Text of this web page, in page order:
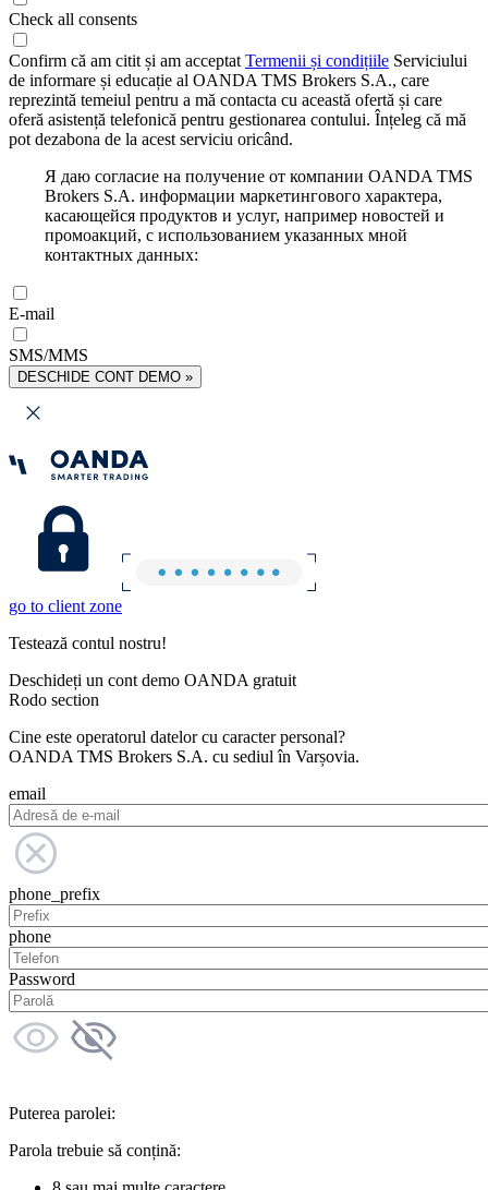
Check all consents
Confirm că am citit și am acceptat Termenii și condițiile Serviciului
de informare și educație al OANDA TMS Brokers S.A., care
reprezintă temeiul pentru a mă contacta cu această ofertă și care
oferă asistență telefonică pentru gestionarea contului. Înțeleg că mă
pot dezabona de la acest serviciu oricând.
Я даю согласие на получение от компании OANDA TMS
Brokers S.A. информации маркетингового характера,
касающейся продуктов и услуг, например новостей и
промоакций, с использованием указанных мной
контактных данных:
E-mail
SMS/MMS
DESCHIDE CONT DEMO »
go to client zone
Testează contul nostru!
Deschideți un cont demo OANDA gratuit
Rodo section
Cine este operatorul datelor cu caracter personal?
OANDA TMS Brokers S.A. cu sediul în Varșovia.
email
phone_prefix
phone
Password
Puterea parolei:
Parola trebuie să conțină: